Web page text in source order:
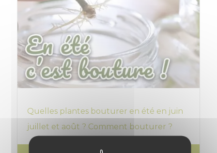
Quelles plantes bouturer en été en juin
juillet et août ? Comment bouturer ?